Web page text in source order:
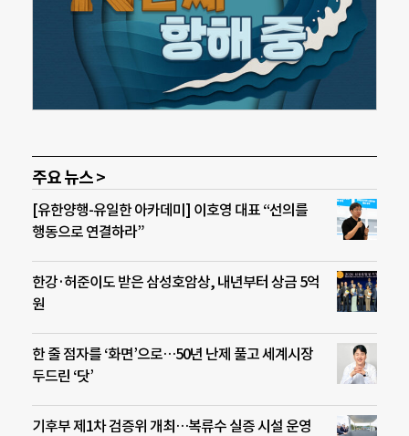
주요 뉴스 >
[유한양행-유일한 아카데미] 이호영 대표 “선의를
행동으로 연결하라”
한강·허준이도 받은 삼성호암상, 내년부터 상금 5억
원
한 줄 점자를 ‘화면’으로…50년 난제 풀고 세계시장
두드린 ‘닷’
기후부 제1차 검증위 개최…복류수 실증 시설 운영